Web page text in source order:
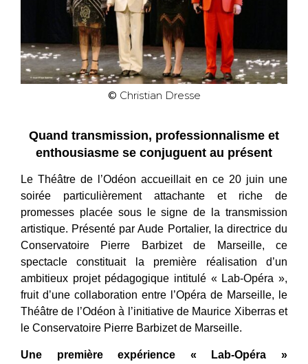
© Christian Dresse
Quand transmission, professionnalisme et
enthousiasme se conjuguent au présent
Le Théâtre de l’Odéon accueillait en ce 20 juin une
soirée particulièrement attachante et riche de
promesses placée sous le signe de la transmission
artistique. Présenté par Aude Portalier, la directrice du
Conservatoire Pierre Barbizet de Marseille, ce
spectacle constituait la première réalisation d’un
ambitieux projet pédagogique intitulé « Lab-Opéra »,
fruit d’une collaboration entre l’Opéra de Marseille, le
Théâtre de l’Odéon à l’initiative de Maurice Xiberras et
le Conservatoire Pierre Barbizet de Marseille.
Une première expérience « Lab-Opéra »